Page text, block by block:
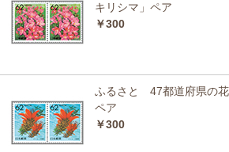
キリシマ」ペア
￥300
ふるさと 47都道府県の
ペア
￥300